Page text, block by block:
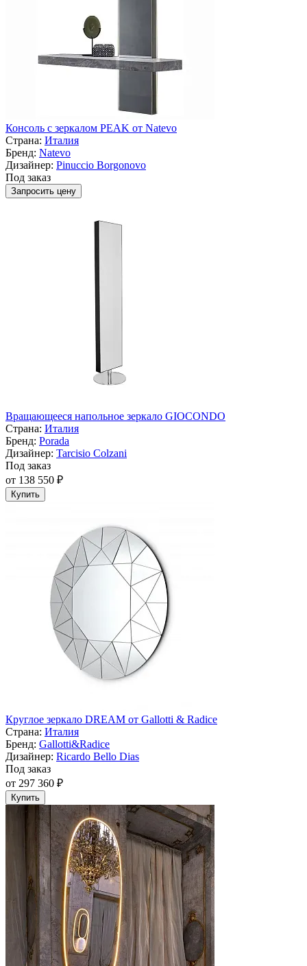
Консоль с зеркалом PEAK от Natevo
Страна: Италия
Бренд: Natevo
Дизайнер: Pinuccio Borgonovo
Под заказ
Запросить цену
Вращающееся напольное зеркало GIOCONDO
Страна: Италия
Бренд: Porada
Дизайнер: Tarcisio Colzani
Под заказ
от 138 550 ₽
Купить
Круглое зеркало DREAM от Gallotti & Radice
Страна: Италия
Бренд: Gallotti&Radice
Дизайнер: Ricardo Bello Dias
Под заказ
от 297 360 ₽
Купить